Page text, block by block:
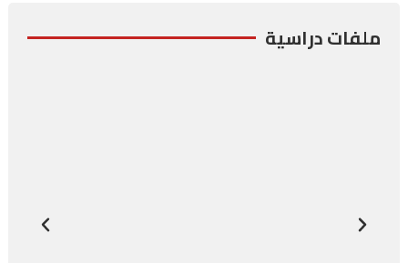
ملفات دراسية